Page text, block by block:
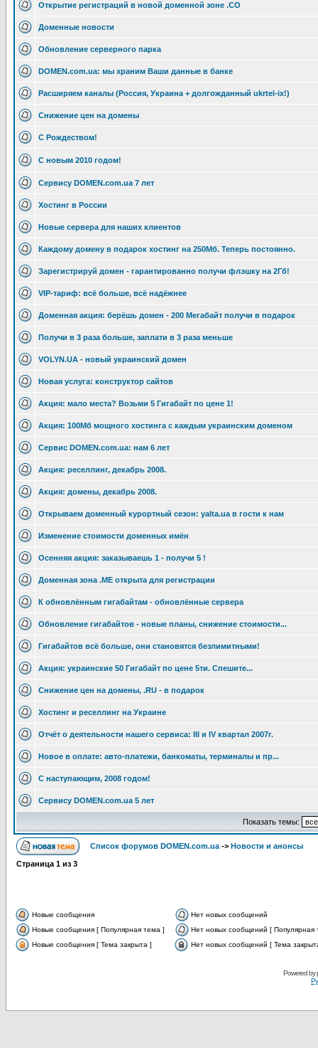
Открытие регистраций в новой доменной зоне .CO
Доменные новости
Обновление серверного парка
DOMEN.com.ua: мы храним Ваши данные в банке
Расширяем каналы (Россия, Украина + долгожданный ukrtel-ix!)
Снижение цен на домены
С Рождеством!
С новым 2010 годом!
Сервису DOMEN.com.ua 7 лет
Хостинг в России
Новые сервера для наших клиентов
Каждому домену в подарок хостинг на 250Мб. Теперь постоянно.
Зарегистрируй домен - гарантированно получи флэшку на 2Гб!
VIP-тариф: всё больше, всё надёжнее
Доменная акция: берёшь домен - 200 Мегабайт получи в подарок
Получи в 3 раза больше, заплати в 3 раза меньше
VOLYN.UA - новый украинский домен
Новая услуга: конструктор сайтов
Акция: мало места? Возьми 5 Гигабайт по цене 1!
Акция: 100Мб мощного хостинга с каждым украинским доменом
Сервис DOMEN.com.ua: нам 6 лет
Акция: реселлинг, декабрь 2008.
Акция: домены, декабрь 2008.
Открываем доменный курортный сезон: yalta.ua в гости к нам
Изменение стоимости доменных имён
Осенняя акция: заказываешь 1 - получи 5 !
Доменная зона .ME открыта для регистрации
К обновлённым гигабайтам - обновлённые сервера
Обновление гигабайтов - новые планы, снижение стоимости...
Гигабайтов всё больше, они становятся безлимитными!
Акция: украинские 50 Гигабайт по цене 5ти. Спешите...
Снижение цен на домены, .RU - в подарок
Хостинг и реселлинг на Украине
Отчёт о деятельности нашего сервиса: III и IV квартал 2007г.
Новое в оплате: авто-платежи, банкоматы, терминалы и пр...
С наступающим, 2008 годом!
Сервису DOMEN.com.ua 5 лет
Показать темы:
Список форумов DOMEN.com.ua -> Новости и анонсы
Страница 1 из 3
Новые сообщения
Нет новых сообщений
Новые сообщения [ Популярная тема ]
Нет новых сообщений [ Популярная
Новые сообщения [ Тема закрыта ]
Нет новых сообщений [ Тема
Powered by